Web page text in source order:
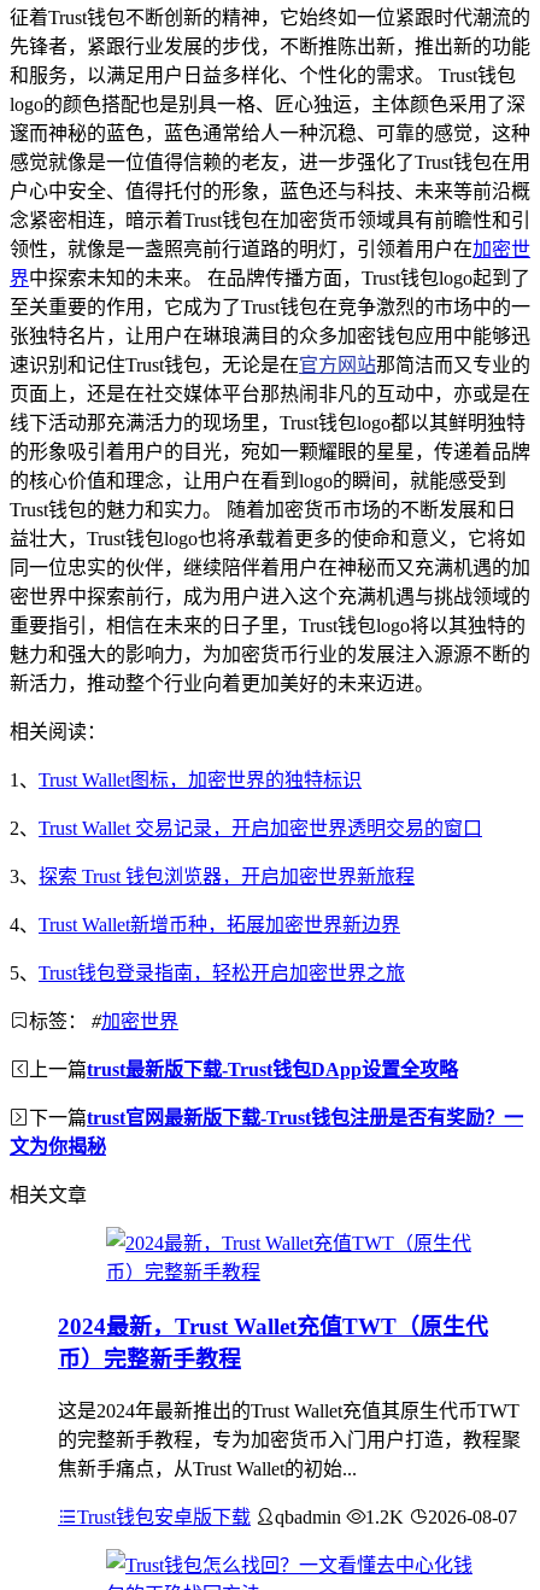
征着Trust钱包不断创新的精神，它始终如一位紧跟时代潮流的
先锋者，紧跟行业发展的步伐，不断推陈出新，推出新的功能
和服务，以满足用户日益多样化、个性化的需求。 Trust钱包
logo的颜色搭配也是别具一格、匠心独运，主体颜色采用了深
邃而神秘的蓝色，蓝色通常给人一种沉稳、可靠的感觉，这种
感觉就像是一位值得信赖的老友，进一步强化了Trust钱包在用
户心中安全、值得托付的形象，蓝色还与科技、未来等前沿概
念紧密相连，暗示着Trust钱包在加密货币领域具有前瞻性和引
领性，就像是一盏照亮前行道路的明灯，引领着用户在加密世
界中探索未知的未来。 在品牌传播方面，Trust钱包logo起到了
至关重要的作用，它成为了Trust钱包在竞争激烈的市场中的一
张独特名片，让用户在琳琅满目的众多加密钱包应用中能够迅
速识别和记住Trust钱包，无论是在官方网站那简洁而又专业的
页面上，还是在社交媒体平台那热闹非凡的互动中，亦或是在
线下活动那充满活力的现场里，Trust钱包logo都以其鲜明独特
的形象吸引着用户的目光，宛如一颗耀眼的星星，传递着品牌
的核心价值和理念，让用户在看到logo的瞬间，就能感受到
Trust钱包的魅力和实力。 随着加密货币市场的不断发展和日
益壮大，Trust钱包logo也将承载着更多的使命和意义，它将如
同一位忠实的伙伴，继续陪伴着用户在神秘而又充满机遇的加
密世界中探索前行，成为用户进入这个充满机遇与挑战领域的
重要指引，相信在未来的日子里，Trust钱包logo将以其独特的
魅力和强大的影响力，为加密货币行业的发展注入源源不断的
新活力，推动整个行业向着更加美好的未来迈进。
相关阅读：
1、 Trust Wallet图标，加密世界的独特标识
2、 Trust Wallet 交易记录，开启加密世界透明交易的窗口
3、 探索 Trust 钱包浏览器，开启加密世界新旅程
4、 Trust Wallet新增币种，拓展加密世界新边界
5、 Trust钱包登录指南，轻松开启加密世界之旅
标签： #加密世界
上一篇trust最新版下载-Trust钱包DApp设置全攻略
下一篇trust官网最新版下载-Trust钱包注册是否有奖励？一
文为你揭秘
相关文章
2024最新，Trust Wallet充值TWT（原生代
币）完整新手教程
这是2024年最新推出的Trust Wallet充值其原生代币TWT
的完整新手教程，专为加密货币入门用户打造，教程聚
焦新手痛点，从Trust Wallet的初始...
Trust钱包安卓版下载 qbadmin 1.2K 2026-08-07